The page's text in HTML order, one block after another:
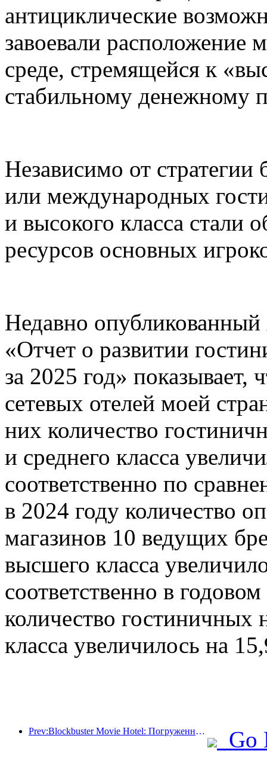
антициклические
завоевали расположение
среде, стремящейся к
стабильному денежному
Независимо от
или международных
и высокого класса стали
ресурсов основных
Недавно
«Отчет о развитии
за 2025 год»
сетевых отелей моей
них количество
и среднего класса
соответственно по
в 2024 году количество
магазинов 10 ведущих
высшего класса
соответственно в
количество гостиничных
класса увеличилось на
Prev:Blockbuster Movie Hotel: Погруженный в путешествие света и тени, Blockbuster Movie Hotel определяет новый опыт путешествий
Go